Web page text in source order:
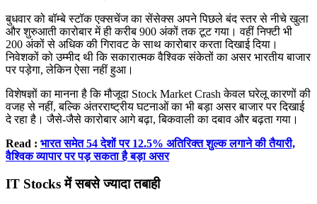
बुधवार को बॉम्बे स्टॉक एक्सचेंज का सेंसेक्स अपने पिछले बंद स्तर से नीचे खुला
और शुरुआती कारोबार में ही करीब 900 अंकों तक टूट गया। वहीं निफ्टी भी
200 अंकों से अधिक की गिरावट के साथ कारोबार करता दिखाई दिया।
निवेशकों को उम्मीद थी कि सकारात्मक वैश्विक संकेतों का असर भारतीय बाजार
पर पड़ेगा, लेकिन ऐसा नहीं हुआ।
विशेषज्ञों का मानना है कि मौजूदा Stock Market Crash केवल घरेलू कारणों की
वजह से नहीं, बल्कि अंतरराष्ट्रीय घटनाओं का भी बड़ा असर बाजार पर दिखाई
दे रहा है। जैसे-जैसे कारोबार आगे बढ़ा, बिकवाली का दबाव और बढ़ता गया।
Read : भारत समेत 54 देशों पर 12.5% अतिरिक्त शुल्क लगाने की तैयारी,
वैश्विक व्यापार पर पड़ सकता है बड़ा असर
IT Stocks में सबसे ज्यादा तबाही